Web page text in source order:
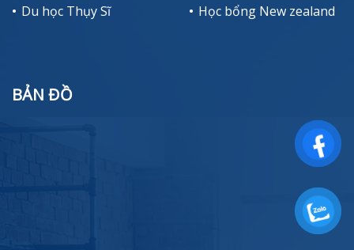
Du học Thụy Sĩ
Học bổng New zealand
BẢN ĐỒ